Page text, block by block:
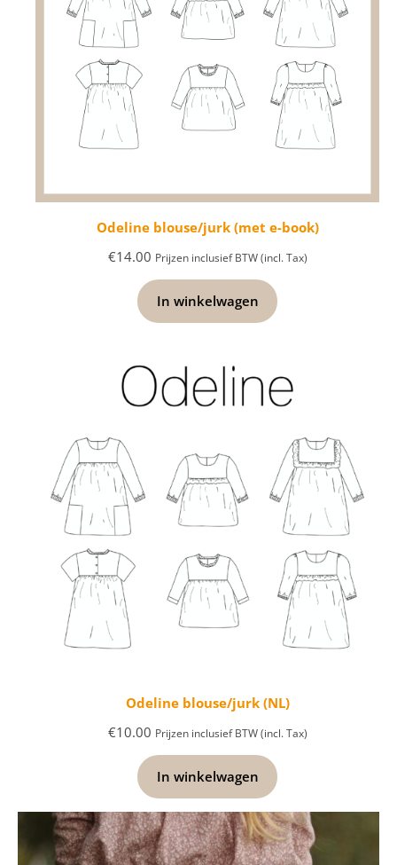
Odeline blouse/jurk (met e-book)
€14.00 Prijzen inclusief BTW (incl. Tax)
In winkelwagen
Odeline blouse/jurk (NL)
€10.00 Prijzen inclusief BTW (incl. Tax)
In winkelwagen